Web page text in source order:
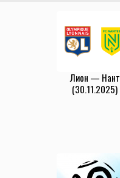
Лион — Нант
(30.11.2025)